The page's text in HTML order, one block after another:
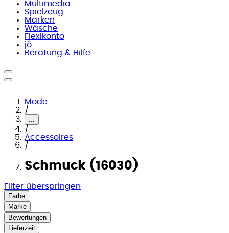
Multimedia
Spielzeug
Marken
Wäsche
Flexikonto
jö
Beratung & Hilfe
Mode
/
...
/
Accessoires
/
Schmuck (16030)
Filter überspringen
Farbe
Marke
Bewertungen
Lieferzeit